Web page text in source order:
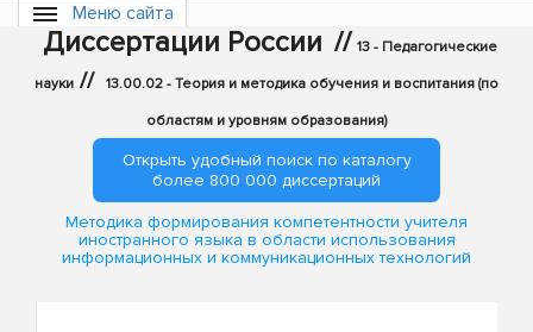
Меню сайта
Диссертации России // 13 - Педагогические
науки // 13.00.02 - Теория и методика обучения и воспитания (по
областям и уровням образования)
Открыть удобный поиск по каталогу
более 800 000 диссертаций
Методика формирования компетентности учителя
иностранного языка в области использования
информационных и коммуникационных технологий